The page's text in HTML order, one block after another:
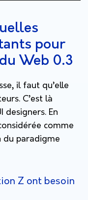
pour
Web 0.3
il faut qu’elle
C’est là
designers. En
comme
du paradigme
Z ont besoin